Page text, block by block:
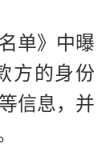
单》中曝
方的身份
信息，并